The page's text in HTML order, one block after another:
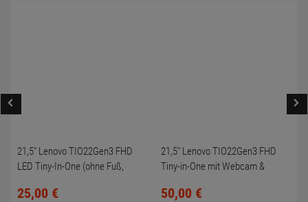
21,5" Lenovo TIO22Gen3 FHD
LED Tiny-In-One (ohne Fuß,
25,00 €
21,5" Lenovo TIO22Gen3 FHD
Tiny-in-One mit Webcam &
50,00 €